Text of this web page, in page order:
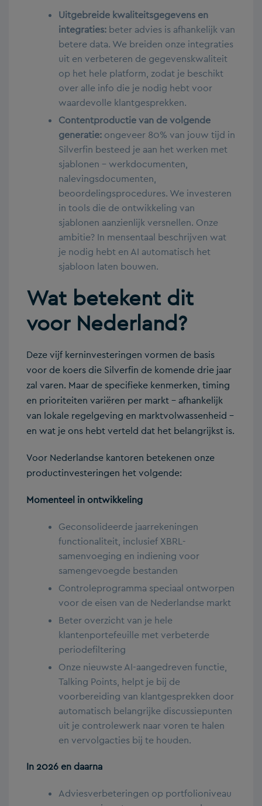
Uitgebreide kwaliteitsgegevens en
integraties: beter advies is afhankelijk van
betere data. We breiden onze integraties
uit en verbeteren de gegevenskwaliteit
op het hele platform, zodat je beschikt
over alle info die je nodig hebt voor
waardevolle klantgesprekken.
Contentproductie van de volgende
generatie: ongeveer 80% van jouw tijd in
Silverfin besteed je aan het werken met
sjablonen – werkdocumenten,
nalevingsdocumenten,
beoordelingsprocedures. We investeren
in tools die de ontwikkeling van
sjablonen aanzienlijk versnellen. Onze
ambitie? In mensentaal beschrijven wat
je nodig hebt en AI automatisch het
sjabloon laten bouwen.
Wat betekent dit
voor Nederland?
Deze vijf kerninvesteringen vormen de basis
voor de koers die Silverfin de komende drie jaar
zal varen. Maar de specifieke kenmerken, timing
en prioriteiten variëren per markt – afhankelijk
van lokale regelgeving en marktvolwassenheid –
en wat je ons hebt verteld dat het belangrijkst is.
Voor Nederlandse kantoren betekenen onze
productinvesteringen het volgende:
Momenteel in ontwikkeling
Geconsolideerde jaarrekeningen
functionaliteit, inclusief XBRL-
samenvoeging en indiening voor
samengevoegde bestanden
Controleprogramma speciaal ontworpen
voor de eisen van de Nederlandse markt
Beter overzicht van je hele
klantenportefeuille met verbeterde
periodefiltering
Onze nieuwste AI-aangedreven functie,
Talking Points, helpt je bij de
voorbereiding van klantgesprekken door
automatisch belangrijke discussiepunten
uit je controlewerk naar voren te halen
en vervolgacties bij te houden.
In 2026 en daarna
Adviesverbeteringen op portfolioniveau